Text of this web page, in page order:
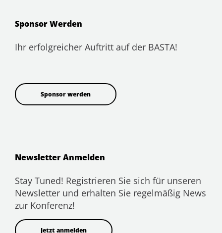
Sponsor Werden
Ihr erfolgreicher Auftritt auf der BASTA!
Sponsor werden
Newsletter Anmelden
Stay Tuned! Registrieren Sie sich für unseren
Newsletter und erhalten Sie regelmäßig News
zur Konferenz!
Jetzt anmelden